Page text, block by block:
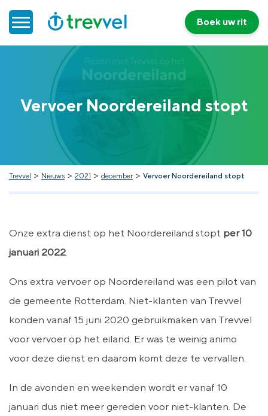
Doelgroepenvervoer
Werken bij Trevvel
Nieuws
Boek uw rit
Vervoer Noordereiland stopt
Trevvel > Nieuws > 2021 > december > Vervoer Noordereiland stopt
Onze extra dienst op het Noordereiland stopt per 10
januari 2022.
Ons extra vervoer op Noordereiland was een pilot van
de gemeente Rotterdam. Niet-klanten van Trevvel
konden vanaf 15 juni 2020 gebruikmaken van Trevvel
voor vervoer op het eiland. Er was te weinig animo
voor deze dienst en daarom komt deze te vervallen.
In de avonden en weekenden wordt er vanaf 10
januari dus niet meer gereden voor niet-klanten. De